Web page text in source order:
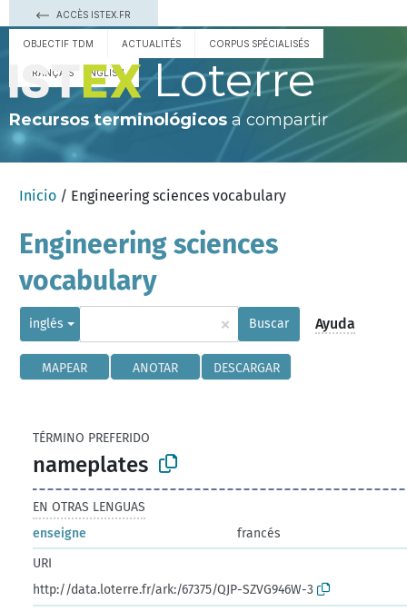
ACCÈS ISTEX.FR
OBJECTIF TDM ACTUALITÉS CORPUS SPÉCIALISÉS
FRANÇAIS ENGLISH Loterre
Recursos terminológicos a compartir
Inicio / Engineering sciences vocabulary
Engineering sciences
vocabulary
inglés × Buscar Ayuda
MAPEAR ANOTAR DESCARGAR
TÉRMINO PREFERIDO
nameplates
EN OTRAS LENGUAS
enseigne
francés
URI
http://data.loterre.fr/ark:/67375/QJP-SZVG946W-3